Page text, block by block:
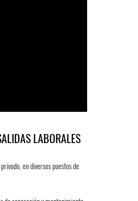
LABORALES
en diversos puestos de